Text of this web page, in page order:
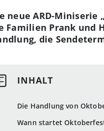
Die Handlung von
Wann startet
neue ARD-Miniserie
Familien Prank und
die